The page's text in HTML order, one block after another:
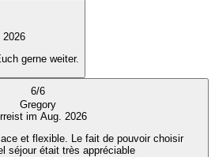
2026
gerne weiter.
6/6
Gregory
im Aug. 2026
et flexible. Le fait de pouvoir choisir
séjour était très appréciable